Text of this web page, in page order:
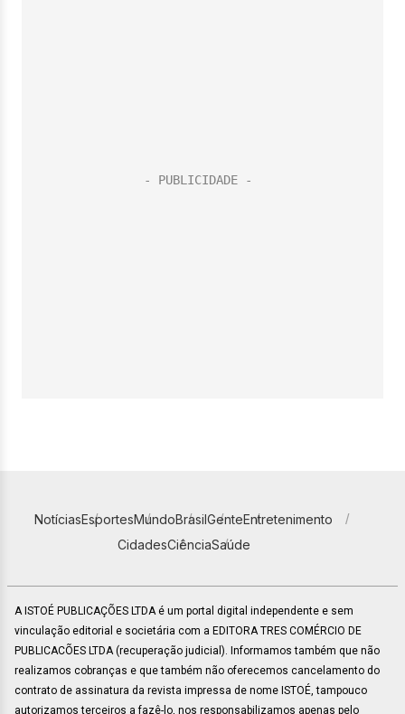
NotíciasEsportesMundoBrasilGenteEntretenimento
CidadesCiênciaSaúde
A ISTOÉ PUBLICAÇÕES LTDA é um portal digital independente e sem
vinculação editorial e societária com a EDITORA TRES COMÉRCIO DE
PUBLICACÕES LTDA (recuperação judicial). Informamos também que não
realizamos cobranças e que também não oferecemos cancelamento do
contrato de assinatura da revista impressa de nome ISTOÉ, tampouco
autorizamos terceiros a fazê-lo, nos responsabilizamos apenas pelo